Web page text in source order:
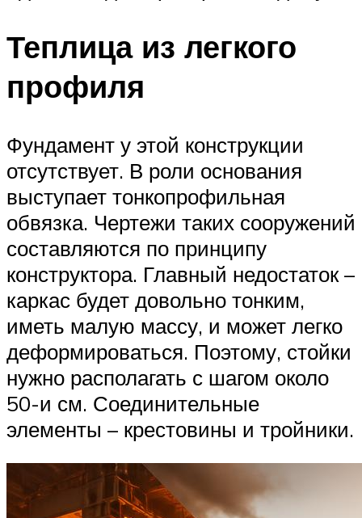
Теплица из легкого
профиля
Фундамент у этой конструкции
отсутствует. В роли основания
выступает тонкопрофильная
обвязка. Чертежи таких сооружений
составляются по принципу
конструктора. Главный недостаток –
каркас будет довольно тонким,
иметь малую массу, и может легко
деформироваться. Поэтому, стойки
нужно располагать с шагом около
50-и см. Соединительные
элементы – крестовины и тройники.